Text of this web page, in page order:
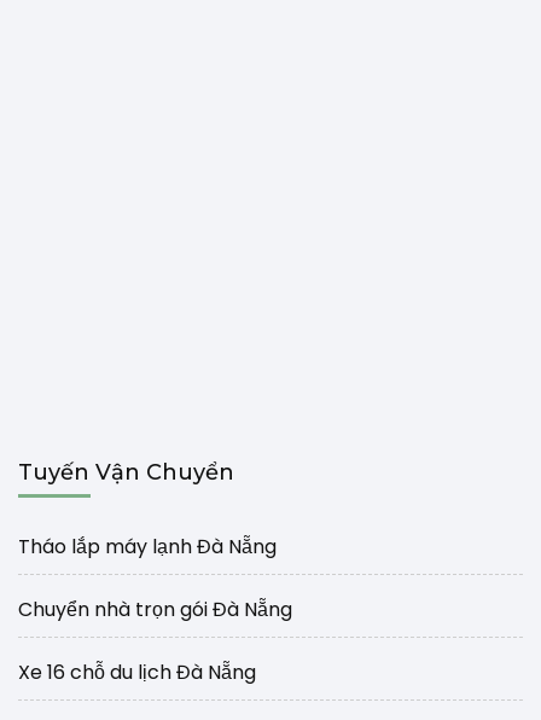
Tuyến Vận Chuyển
Tháo lắp máy lạnh Đà Nẵng
Chuyển nhà trọn gói Đà Nẵng
Xe 16 chỗ du lịch Đà Nẵng